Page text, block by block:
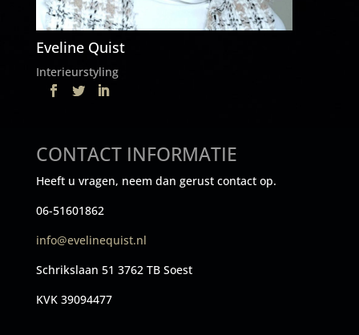
Eveline Quist
Interieurstyling
CONTACT INFORMATIE
Heeft u vragen, neem dan gerust contact op.
06-51601862
info@evelinequist.nl
Schrikslaan 51 3762 TB Soest
KVK 39094477